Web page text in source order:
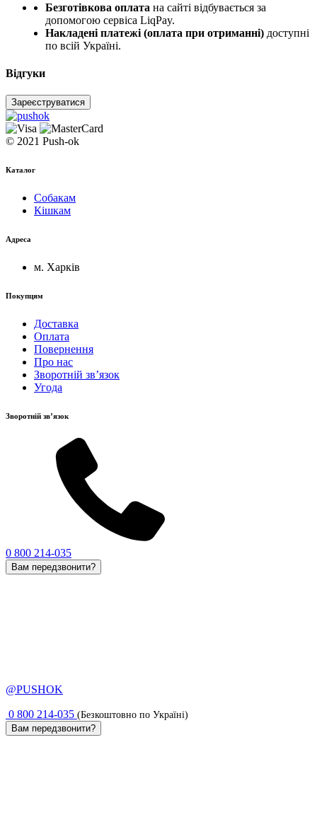
Безготівкова оплата на сайті відбувається за
допомогою сервіса LiqPay.
Накладені платежі (оплата при отриманні) доступні
по всій Україні.
Відгуки
Зареєструватися
© 2021 Push-ok
Каталог
Собакам
Кішкам
Адреса
м. Харків
Покупцям
Доставка
Оплата
Повернення
Про нас
Зворотній зв’язок
Угода
Зворотній зв’язок
0 800 214-035
Вам передзвонити?
@PUSHOK
0 800 214-035 (Безкоштовно по Україні)
Вам передзвонити?